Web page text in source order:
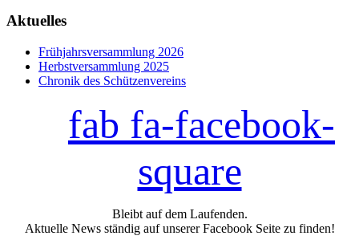
Aktuelles
Frühjahrsversammlung 2026
Herbstversammlung 2025
Chronik des Schützenvereins
fab fa-facebook-
square
Bleibt auf dem Laufenden.
Aktuelle News ständig auf unserer Facebook Seite zu finden!